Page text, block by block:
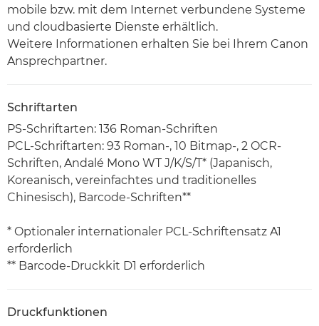
mobile bzw. mit dem Internet verbundene Systeme
und cloudbasierte Dienste erhältlich.
Weitere Informationen erhalten Sie bei Ihrem Canon
Ansprechpartner.
Schriftarten
PS-Schriftarten: 136 Roman-Schriften
PCL-Schriftarten: 93 Roman-, 10 Bitmap-, 2 OCR-
Schriften, Andalé Mono WT J/K/S/T* (Japanisch,
Koreanisch, vereinfachtes und traditionelles
Chinesisch), Barcode-Schriften**
* Optionaler internationaler PCL-Schriftensatz A1
erforderlich
** Barcode-Druckkit D1 erforderlich
Druckfunktionen